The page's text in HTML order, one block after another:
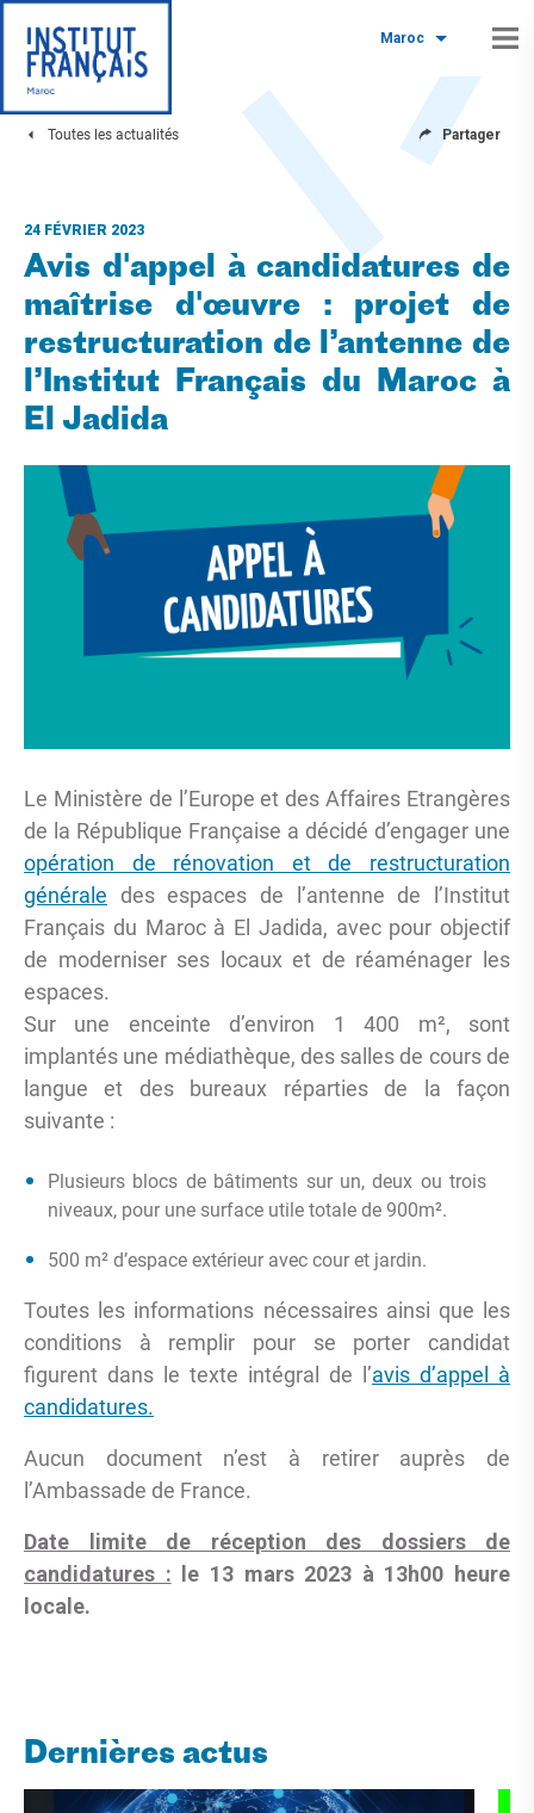
Maroc
Toutes les actualités Partager
24 FÉVRIER 2023
Avis d'appel à candidatures de
maîtrise d'œuvre : projet de
restructuration de l’antenne de
l’Institut Français du Maroc à
El Jadida
Le Ministère de l’Europe et des Affaires Etrangères
de la République Française a décidé d’engager une
opération de rénovation et de restructuration
générale des espaces de l’antenne de l’Institut
Français du Maroc à El Jadida, avec pour objectif
de moderniser ses locaux et de réaménager les
espaces.
Sur une enceinte d’environ 1 400 m², sont
implantés une médiathèque, des salles de cours de
langue et des bureaux réparties de la façon
suivante :
Plusieurs blocs de bâtiments sur un, deux ou trois
niveaux, pour une surface utile totale de 900m².
500 m² d’espace extérieur avec cour et jardin.
Toutes les informations nécessaires ainsi que les
conditions à remplir pour se porter candidat
figurent dans le texte intégral de l’avis d’appel à
candidatures.
Aucun document n’est à retirer auprès de
l’Ambassade de France.
Date limite de réception des dossiers de
candidatures : le 13 mars 2023 à 13h00 heure
locale.
Dernières actus